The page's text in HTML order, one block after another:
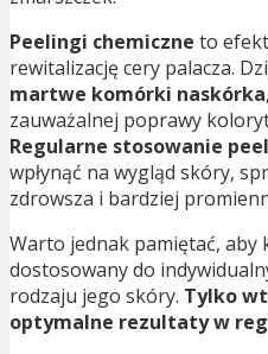
Peelingi chemiczne to
rewitalizację cery palacza.
martwe komórki naskórka
zauważalnej poprawy
Regularne stosowanie
wpłynąć na wygląd skóry,
zdrowsza i bardziej
Warto jednak pamiętać, aby
dostosowany do
rodzaju jego skóry. Tylko
optymalne rezultaty w